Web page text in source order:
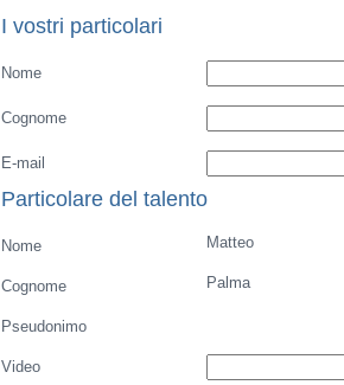
I vostri particolari
Nome
Cognome
E-mail
Particolare del talento
Nome Matteo
Cognome Palma
Pseudonimo
Video